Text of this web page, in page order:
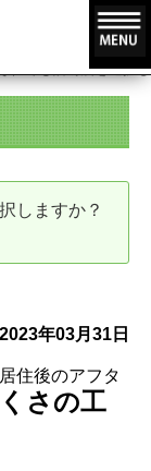
れでも旧耐震を選択
しますか？
2023年03月31日
住後のアフタ
くさの工